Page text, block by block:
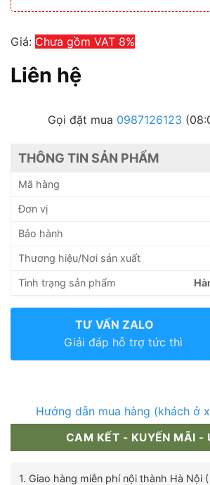
Giá: Chưa gồm VAT 8%
Liên hệ
Gọi đặt mua 0987126123
THÔNG TIN SẢN PHẨM
Mã hàng
Đơn vị
Bảo hành
Thương hiệu/Nơi sản xuất
Tình trạng sản phẩm
TƯ VẤN ZALO
Giải đáp hỗ trợ tức thì
Hướng dẫn mua hàng (khách ở
CAM KẾT - KUYẾN MÃI -
1. Giao hàng miễn phí nội thành Hà Nội